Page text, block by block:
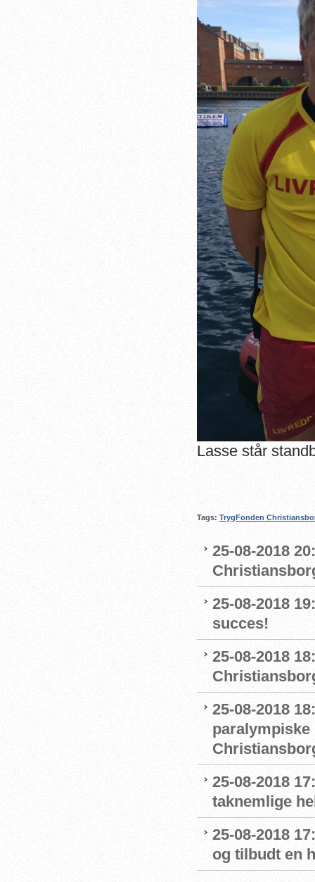
Lasse står
Tags: TrygFonden
25-08-2018
25-08-2018
succes!
25-08-2018
25-08-2018
paralympiske
25-08-2018
taknemlige
25-08-2018
og tilbudt en